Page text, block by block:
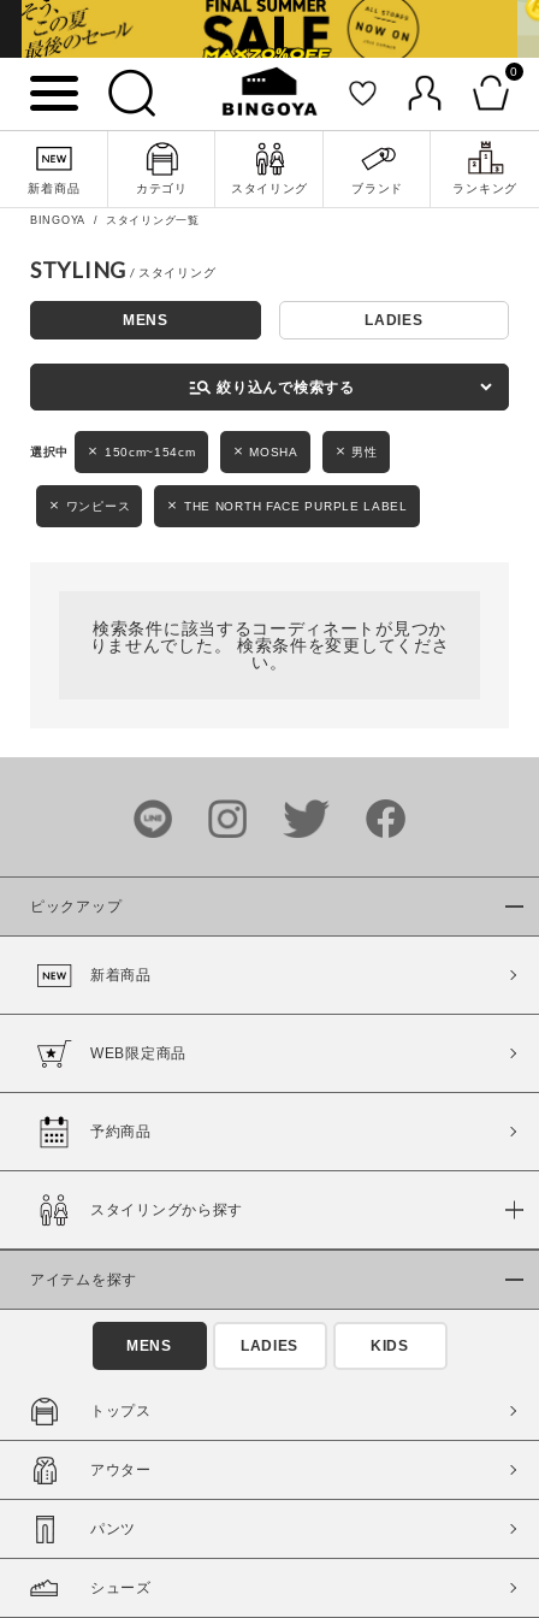
0
新着商品 カテゴリ スタイリング ブランド ランキング
詳細検索
キーワード
性別
MENS LADIES
ブランド
カラー
商品タイプ
通常商品
セール価格 WEB限定
在庫
在庫あり
BINGOYA スタイリング一覧
STYLING
MENS LADIES
manage_search 絞り込んで検索する
150cm~154cm MOSHA 男性
ワンピース THE NORTH FACE PURPLE LABEL
検索条件に該当するコーディネートが見つか
りませんでした。 検索条件を変更してくださ
い。
ピックアップ
新着商品
WEB限定商品
予約商品
スタイリングから探す
アイテムを探す
MENS LADIES KIDS
トップス
アウター
パンツ
シューズ